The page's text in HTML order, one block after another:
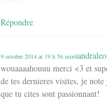
Répondre
sandraleo
9 octobre 2014 at 19 h 56 min
wouaaaahouuu merci <3 et
de tes dernieres visites, je
que tu cites sont passionnant!